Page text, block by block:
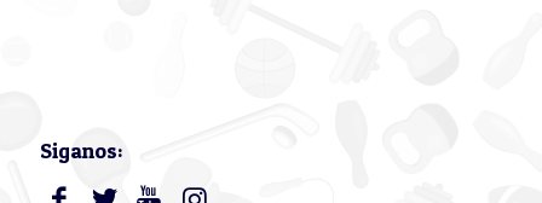
Siganos: